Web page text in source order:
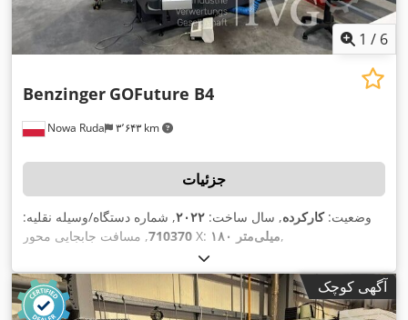
1 / 6
Nowa Ruda ۳٬۶۴۳ km
Benzinger GOFuture B4
جزئیات
وضعیت:کارکرده, سال ساخت: ۲۰۲۲, شماره دستگاه/وسیله نقلیه:
710370 , مسافت جابجایی محور X: ۱۸۰ میلی‌متر,
آگهی کوچک